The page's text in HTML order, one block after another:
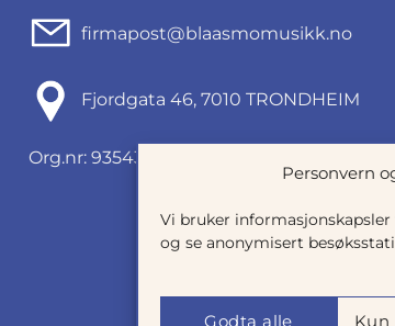
Personvern
Vi bruker
og se anonymisert
Godta alle Kun
firmapost@blaasmomusikk.no
Fjordgata 46, 7010 TRONDHEIM
Org.nr: 935434165